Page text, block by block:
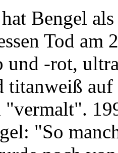
Bengel
Tod am
und -rot,
titanweiß
"So